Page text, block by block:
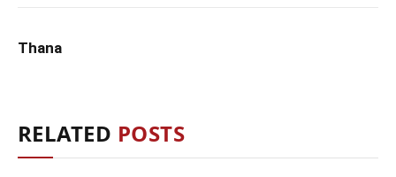
Thana
RELATED POSTS